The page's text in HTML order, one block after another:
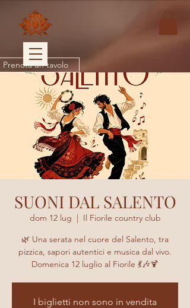
SUONI DAL SALENTO
dom 12 lug
  |
Il Fiorile country club
🌿 Una serata nel cuore del Salento, tra
pizzica, sapori autentici e musica dal vivo.
Domenica 12 luglio al Fiorile 💃🎶🍹
I biglietti non sono in vendita
Prenota un tavolo